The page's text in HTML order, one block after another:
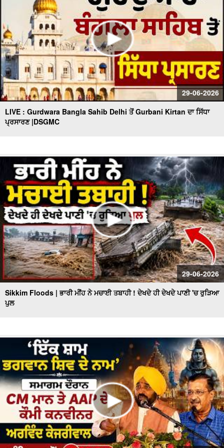
29-06-2026
LIVE : Gurdwara Bangla Sahib Delhi ਤੋਂ Gurbani Kirtan ਦਾ ਸਿੱਧਾ
ਪ੍ਰਸਾਰਣ |DSGMC
29-06-2026
Sikkim Floods | ਭਾਰੀ ਮੀਂਹ ਨੇ ਮਚਾਈ ਤਬਾਹੀ ! ਦੇਖਦੇ ਹੀ ਦੇਖਦੇ ਪਾਣੀ 'ਚ ਰੁੜਿਆ
ਪੁਲ